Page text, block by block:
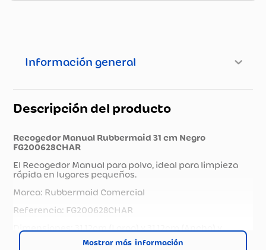
Información general
Descripción del producto
Recogedor Manual Rubbermaid 31 cm Negro
FG200628CHAR
El Recogedor Manual para polvo, ideal para limpieza
rápida en lugares pequeños.
Marca: Rubbermaid Comercial
Referencia: FG200628CHAR
Dimensiones: 31.12cm (Largo) x 31.12cm (Ancho) x
6.35cm (Alto)
Mostrar más